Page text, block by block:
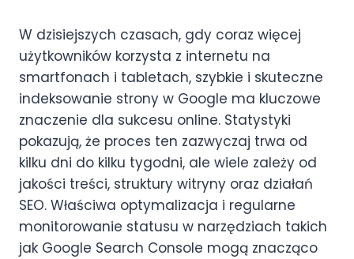
W dzisiejszych czasach, gdy coraz więcej
użytkowników korzysta z internetu na
smartfonach i tabletach, szybkie i skuteczne
indeksowanie strony w Google ma kluczowe
znaczenie dla sukcesu online. Statystyki
pokazują, że proces ten zazwyczaj trwa od
kilku dni do kilku tygodni, ale wiele zależy od
jakości treści, struktury witryny oraz działań
SEO. Właściwa optymalizacja i regularne
monitorowanie statusu w narzędziach takich
jak Google Search Console mogą znacząco